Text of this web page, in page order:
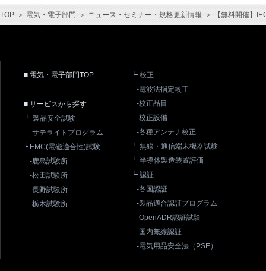
TOP ＞ 電気・電子部門 ＞ ニュース・セミナー・規格更新情報 ＞ 【無料開催】
■ 電気・電子部門TOP
■ サービスから探す
┕ 製品安全試験
-サテライトプログラム
┕ EMC(電磁適合性)試験
-鹿島試験所
-松田試験所
-長野試験所
-栃木試験所
┕ 校正
-電波法指定較正
-校正品目
-校正設備
-各種アンテナ校正
┕ 無線・通信端末機器試験
┕ 半導体製造装置評価
┕ 認証
-各国認証
-製品適合認証プログラム
-OpenADR認証試験
-国内無線認証
-電気用品安全法（PSE）